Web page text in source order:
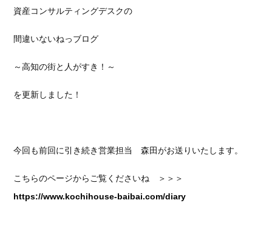
資産コンサルティングデスクの
間違いないねっブログ
～高知の街と人がすき！～
を更新しました！
今回も前回に引き続き営業担当 森田がお送りいたします。
こちらのページからご覧くださいね ＞＞＞
https://www.kochihouse-baibai.com/diary